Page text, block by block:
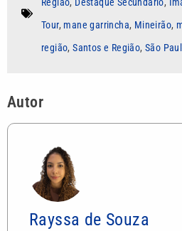
Região, Destaque Secundário,
Tour, mane garrincha, Mineirão,
região,Santos e Região,São
Autor
Rayssa de Souza